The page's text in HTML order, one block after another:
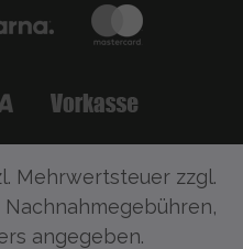
Mehrwertsteuer zzgl.
Nachnahmegebühren,
angegeben.